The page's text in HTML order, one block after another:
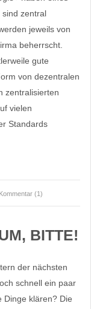
zentral
jeweils von
beherrscht.
gute
von dezentralen
zentralisierten
vielen
Standards
Kommentar (1)
BITTE!
der nächsten
schnell ein paar
Dinge klären? Die